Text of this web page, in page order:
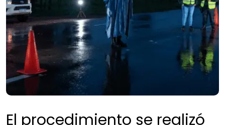
El procedimiento se realizó